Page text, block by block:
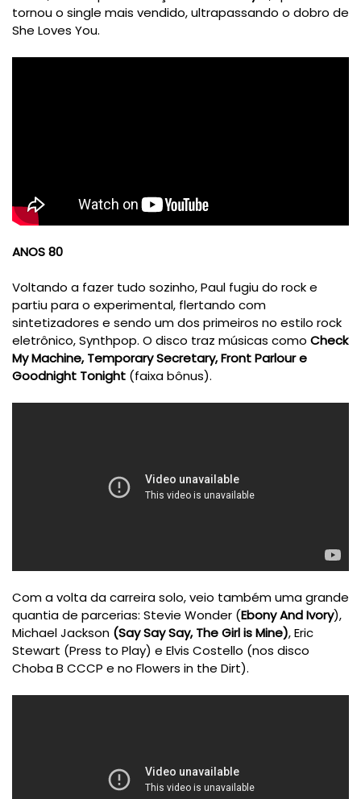
tornou o single mais vendido, ultrapassando o dobro de
She Loves You.
ANOS 80
Voltando a fazer tudo sozinho, Paul fugiu do rock e
partiu para o experimental, flertando com
sintetizadores e sendo um dos primeiros no estilo rock
eletrônico, Synthpop. O disco traz músicas como Check
My Machine, Temporary Secretary, Front Parlour e
Goodnight Tonight (faixa bônus).
Com a volta da carreira solo, veio também uma grande
quantia de parcerias: Stevie Wonder (Ebony And Ivory),
Michael Jackson (Say Say Say, The Girl is Mine), Eric
Stewart (Press to Play) e Elvis Costello (nos disco
Choba B CCCP e no Flowers in the Dirt).